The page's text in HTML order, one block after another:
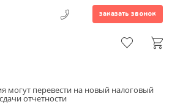
заказать звонок
могут перевести на новый налоговый
отчетности